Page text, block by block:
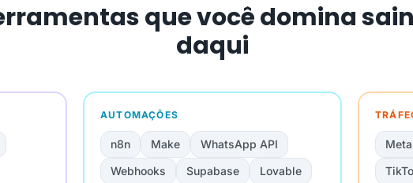
que você domina
daqui
AUTOMAÇÕES
n8n Make
WhatsApp API
Webhooks
Supabase Lovable